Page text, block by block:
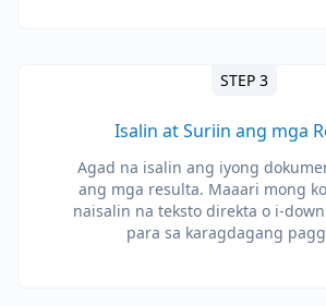
STEP 3
Isalin at Suriin ang mga
Agad na isalin ang iyong
ang mga resulta. Maaari mong
naisalin na teksto direkta o i-
para sa karagdagang